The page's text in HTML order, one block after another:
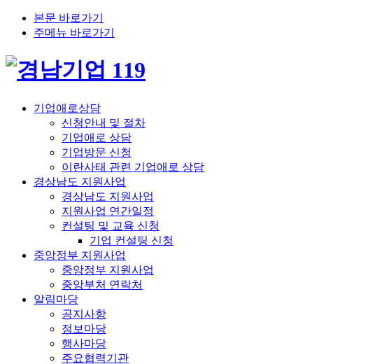
본문 바로가기
주메뉴 바로가기
기업애로상담
신청안내 및 절차
기업애로 상담
기업방문 신청
이란사태 관련 기업애로 상담
경상남도 지원사업
경상남도 지원사업
지원사업 연간일정
컨설팅 및 교육 신청
기업 컨설팅 신청
중앙정부 지원사업
중앙정부 지원사업
중앙부처 연락처
알림마당
공지사항
정보마당
행사마당
주요협력기관